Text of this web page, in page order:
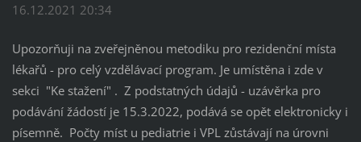
16.12.2021 20:34
Upozorňuji na zveřejněnou metodiku pro rezidenční místa
lékařů - pro celý vzdělávací program. Je umístěna i zde v
sekci "Ke stažení" . Z podstatných údajů - uzávěrka pro
podávání žádostí je 15.3.2022, podává se opět elektronicky i
písemně. Počty míst u pediatrie i VPL zůstávají na úrovni